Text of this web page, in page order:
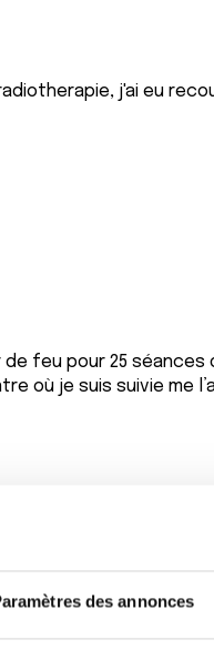
des annonces
j'ai eu
de feu pour 25
où je suis suivie me